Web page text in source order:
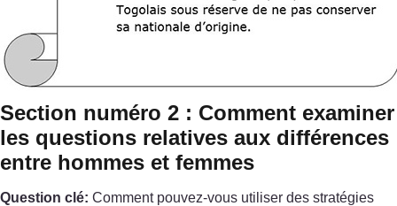
Section numéro 2 : Comment examiner
les questions relatives aux différences
entre hommes et femmes
Question clé: Comment pouvez-vous utiliser des stratégies